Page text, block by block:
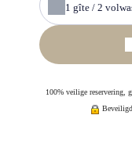
1 gîte / 2
100% veilige reservering,